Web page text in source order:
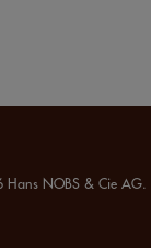
NOBS & Cie AG.